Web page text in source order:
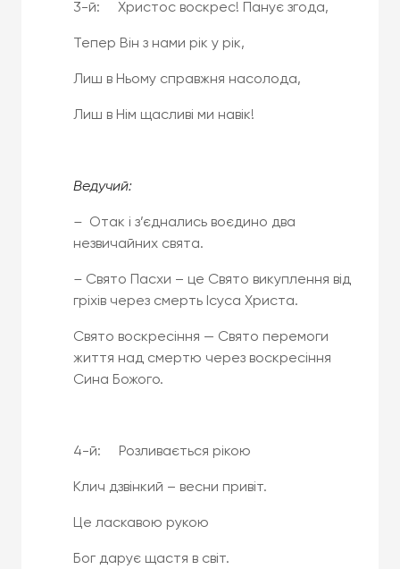
3-й: Христос воскрес! Панує згода,
Тепер Він з нами рік у рік,
Лиш в Ньому справжня насолода,
Лиш в Нім щасливі ми навік!
Ведучий:
– Отак і з’єднались воєдино два
незвичайних свята.
– Свято Пасхи – це Свято викуплення від
гріхів через смерть Ісуса Христа.
Свято воскресіння — Свято перемоги
життя над смертю через воскресіння
Сина Божого.
4-й: Розливається рікою
Клич дзвінкий – весни привіт.
Це ласкавою рукою
Бог дарує щастя в світ.